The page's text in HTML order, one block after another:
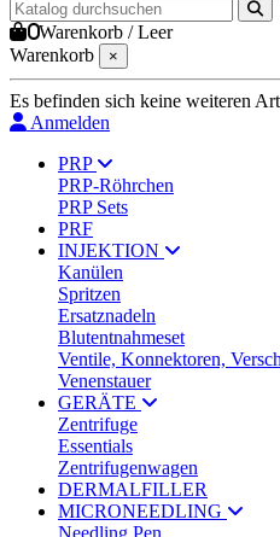
0Warenkorb /Leer
Warenkorb
×
Es befinden sich keine weiteren
Anmelden
PRP
PRP-Röhrchen
PRP Sets
PRF
INJEKTION
Kanülen
Spritzen
Ersatznadeln
Blutentnahmeset
Ventile, Konnektoren,
Venenstauer
GERÄTE
Zentrifuge
Essentials
Zentrifugenwagen
DERMALFILLER
MICRONEEDLING
Needling Pen